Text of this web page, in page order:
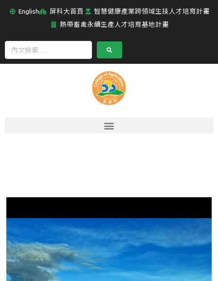
English 屏科大首頁
智慧健康產業跨領域生技人才培育計畫
熱帶畜禽永續生產人才培育基地計畫